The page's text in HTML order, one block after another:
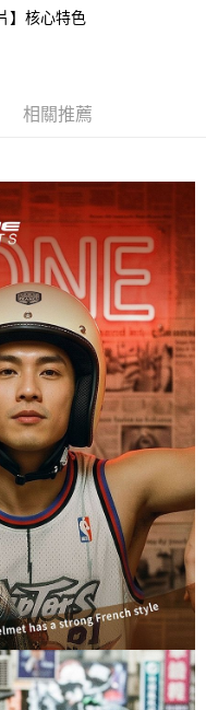
哥付你分期系統評分，恕無
於每月結算日後寄送繳費提
／台灣大直營門市／銀行轉
。
以下簡稱本公司）所提供，讓
，並由商店將買賣／分期付款
帳單繳交帳款。
係目的，商店將以您的個人
大進項蒐集、處理及利用，
認、核對及更正。
oppay.tw/userRule
。
跳轉至「AFTEE先享後付」
完成結帳。
。
的連結，可透過四大超商／
為交易完成。
但若您需要取消訂單，請聯絡
視為有效，需透過AFTEE先享
帳頁面顯示為準，若有關於
，請聯繫「AFTEE先享後付
support/home
先享後付」服務完成之交
將交易相關給付款項請求債
：
監護人之同意方可使用
損失，本公司不負相關責
帳號之用戶狀況，依本公司即
情形，本公司將視審查結果
】核心特色
相關推薦